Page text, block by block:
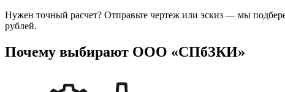
Нужен точный расчет? Отправьте чертеж или эскиз — мы
рублей.
Почему выбирают ООО «СПбЗКИ»